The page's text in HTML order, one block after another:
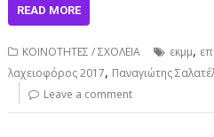
READ MORE
ΚΟΙΝΟΤΗΤΕΣ / ΣΧΟΛΕΙΑ εκμμ,
λαχειοφόρος 2017, Παναγιώτης
Leave a comment